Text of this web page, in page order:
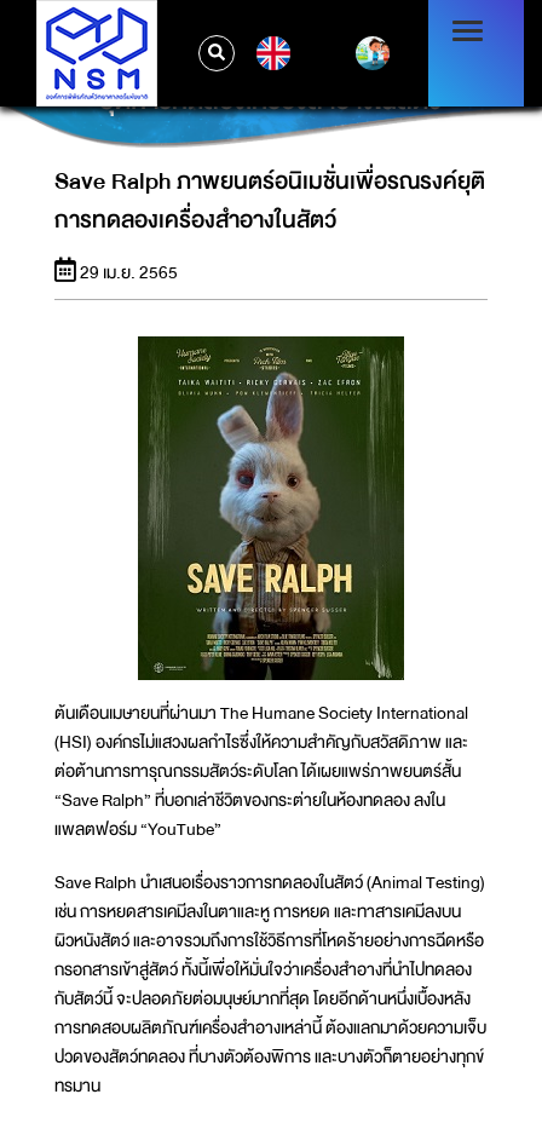
SAVE RALPH ภาพยนตร์อนิเมชั่นเพื่อรณรงค์
ยุติการทดลองเครื่องสำอางในสัตว์
Save Ralph ภาพยนตร์อนิเมชั่นเพื่อรณรงค์ยุติ
การทดลองเครื่องสำอางในสัตว์
29 เม.ย. 2565
ต้นเดือนเมษายนที่ผ่านมา The Humane Society International
(HSI) องค์กรไม่แสวงผลกำไรซึ่งให้ความสำคัญกับสวัสดิภาพ และ
ต่อต้านการทารุณกรรมสัตว์ระดับโลก ได้เผยแพร่ภาพยนตร์สั้น
“Save Ralph” ที่บอกเล่าชีวิตของกระต่ายในห้องทดลอง ลงใน
แพลตฟอร์ม “YouTube”
Save Ralph นำเสนอเรื่องราวการทดลองในสัตว์ (Animal Testing)
เช่น การหยดสารเคมีลงในตาและหู การหยด และทาสารเคมีลงบน
ผิวหนังสัตว์ และอาจรวมถึงการใช้วิธีการที่โหดร้ายอย่างการฉีดหรือ
กรอกสารเข้าสู่สัตว์ ทั้งนี้เพื่อให้มั่นใจว่าเครื่องสำอางที่นำไปทดลอง
กับสัตว์นี้ จะปลอดภัยต่อมนุษย์มากที่สุด โดยอีกด้านหนึ่งเบื้องหลัง
การทดสอบผลิตภัณฑ์เครื่องสำอางเหล่านี้ ต้องแลกมาด้วยความเจ็บ
ปวดของสัตว์ทดลอง ที่บางตัวต้องพิการ และบางตัวก็ตายอย่างทุกข์
ทรมาน